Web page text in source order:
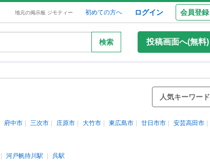
地元の掲示板 ジモティー 初めての方へ ログイン 会員登録
検索 投稿画面へ(無料)
人気キーワード
府中市 三次市 庄原市 大竹市 東広島市 廿日市市
安芸高田市
河戸帆待川駅
呉駅